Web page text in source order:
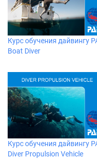
Курс обучения дайвингу
Boat Diver
Курс обучения дайвингу
Diver Propulsion Vehicle